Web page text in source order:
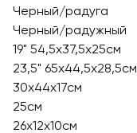
Черный/радуга
Черный/радужный
19" 54,5x37,5x25см
23,5" 65x44,5x28,5см
30х44х17см
25см
26х12х10см